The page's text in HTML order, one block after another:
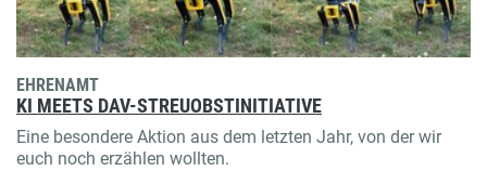
EHRENAMT
KI MEETS DAV-STREUOBSTINITIATIVE
Eine besondere Aktion aus dem letzten Jahr, von der wir
euch noch erzählen wollten.